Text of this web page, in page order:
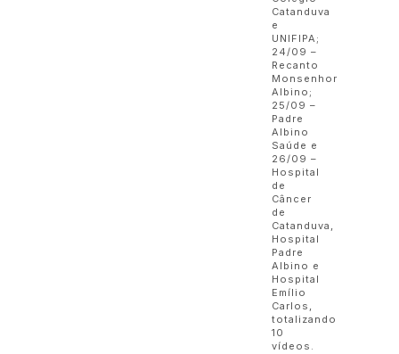
Catanduva
e
UNIFIPA;
24/09 –
Recanto
Monsenhor
Albino;
25/09 –
Padre
Albino
Saúde e
26/09 –
Hospital
de
Câncer
de
Catanduva,
Hospital
Padre
Albino e
Hospital
Emílio
Carlos,
totalizando
10
vídeos.